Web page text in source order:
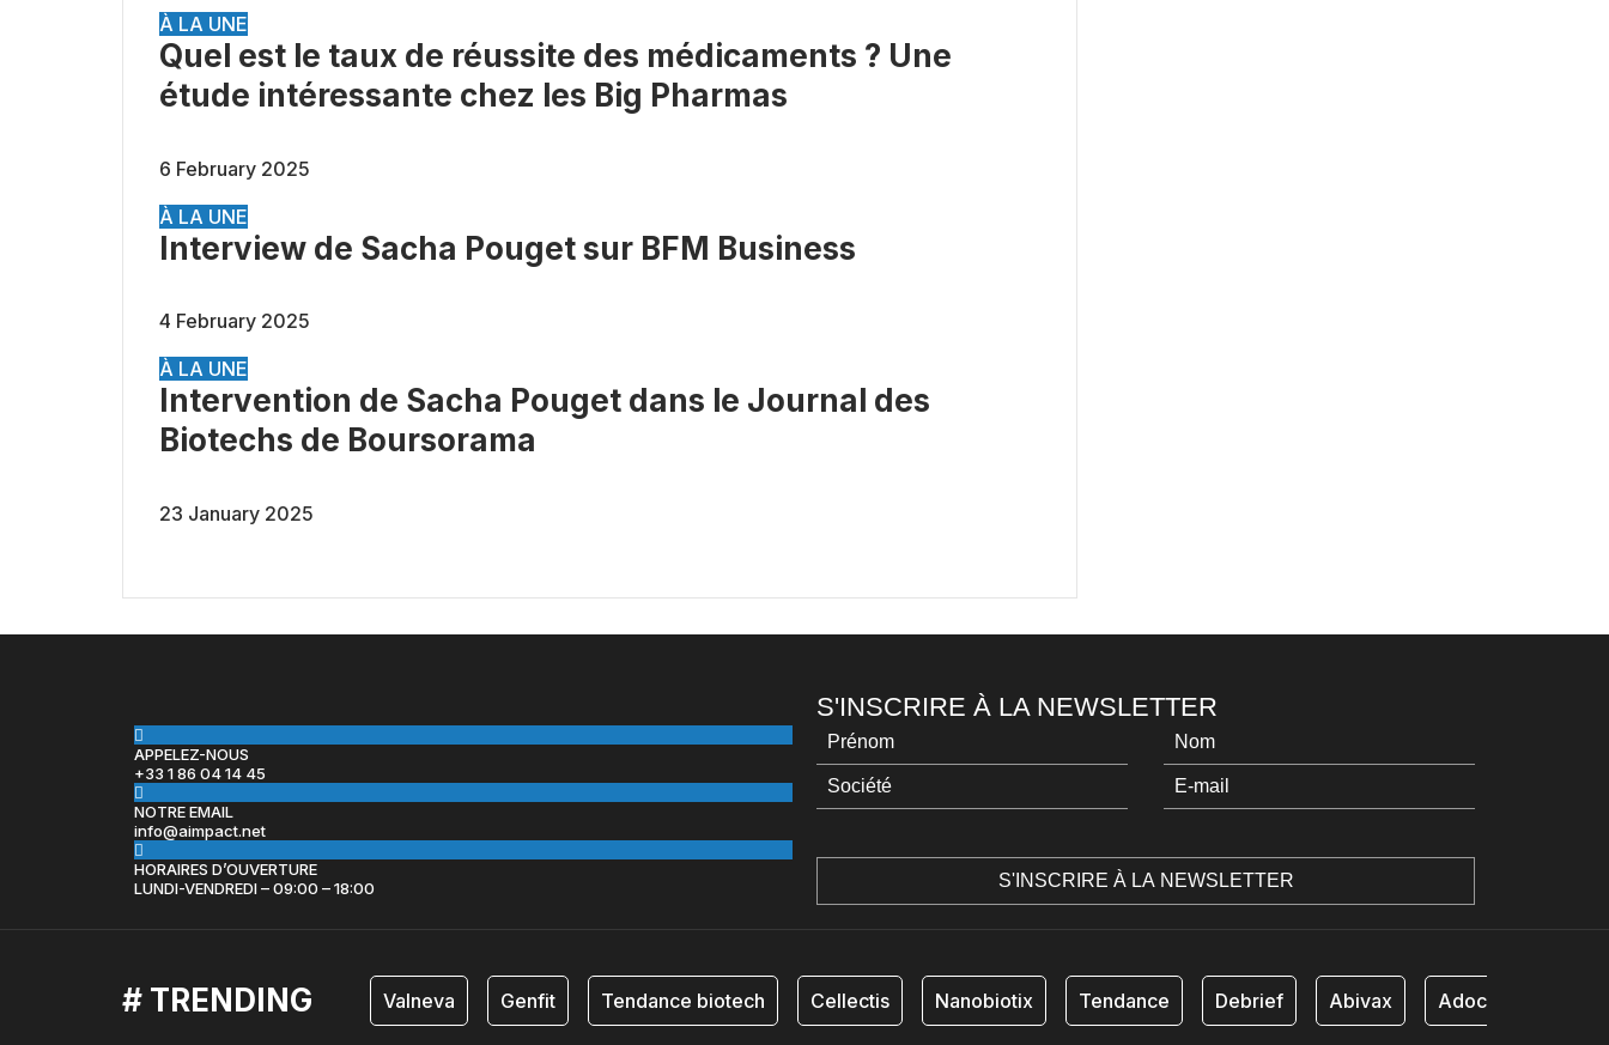
À LA UNE
Quel est le taux de réussite des médicaments ? Une
étude intéressante chez les Big Pharmas
6 February 2025
À LA UNE
Interview de Sacha Pouget sur BFM Business
4 February 2025
À LA UNE
Intervention de Sacha Pouget dans le Journal des
Biotechs de Boursorama
23 January 2025
APPELEZ-NOUS
+33 1 86 04 14 45
NOTRE EMAIL
info@aimpact.net
HORAIRES D’OUVERTURE
LUNDI-VENDREDI – 09:00 – 18:00
S'INSCRIRE À LA NEWSLETTER
# TRENDING Valneva Genfit Tendance biotech Cellectis Nanobiotix Tendance Debrief Abivax Adocia